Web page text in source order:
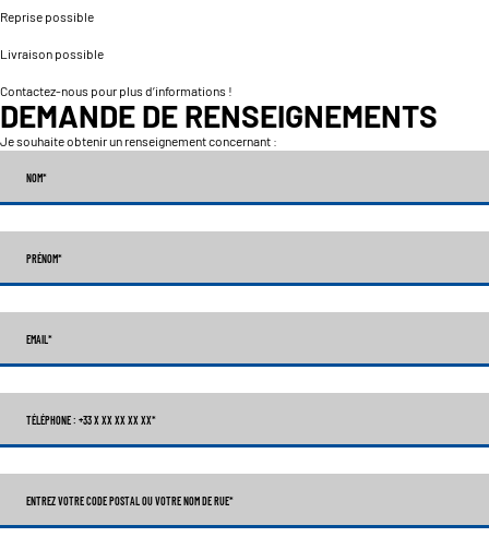
Reprise possible
Livraison possible
Contactez-nous pour plus d’informations !
DEMANDE DE RENSEIGNEMENTS
Je souhaite obtenir un renseignement concernant :
NOM*
PRÉNOM*
EMAIL*
TÉLÉPHONE : +33 X XX XX XX XX*
ENTREZ VOTRE CODE POSTAL OU VOTRE NOM DE RUE*